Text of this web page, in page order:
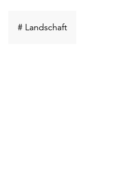
# LandschaftSchlüsselwort